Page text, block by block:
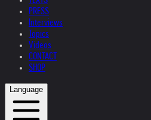
PRESS
Interviews
Topics
Videos
CONTACT
SHOP
Language